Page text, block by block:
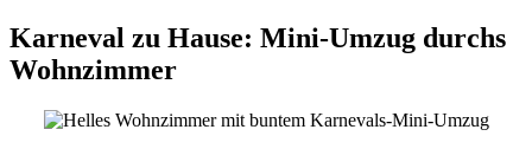
Karneval zu Hause: Mini-Umzug durchs
Wohnzimmer